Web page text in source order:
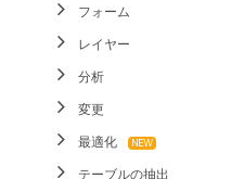
フォーム
レイヤー
分析
変更
最適化
テーブルの抽出